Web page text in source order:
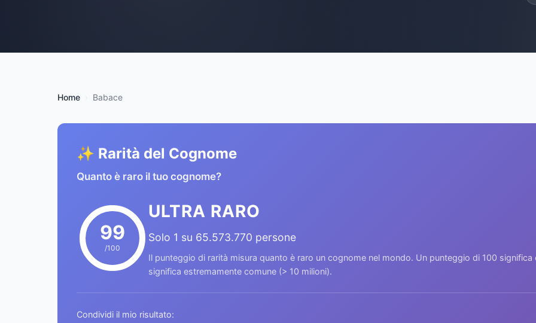
Home Babace
✨ Rarità del Cognome
Quanto è raro il tuo cognome?
99
/100
ULTRA RARO
Solo 1 su 65.573.770 persone
Il punteggio di rarità misura quanto è raro un cognome nel mondo. Un punteggio di 100
significa estremamente comune (> 10 milioni).
Condividi il mio risultato: